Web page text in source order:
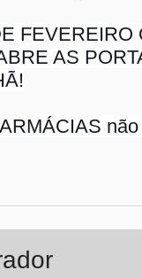
FEVEREIRO
AS